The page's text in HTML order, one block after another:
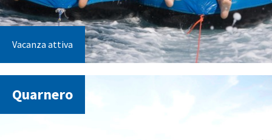
Vacanza attiva
Quarnero